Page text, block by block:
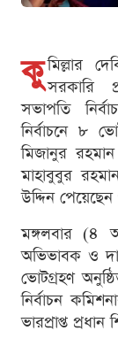
কু মিল্লার
সরকারি
সভাপতি
নির্বাচনে ৮
মিজানুর রহমান
মাহাবুবুর
উদ্দিন
মঙ্গলবার (৪
অভিভাবক ও
ভোটগ্রহণ
নির্বাচন
ভারপ্রাপ্ত